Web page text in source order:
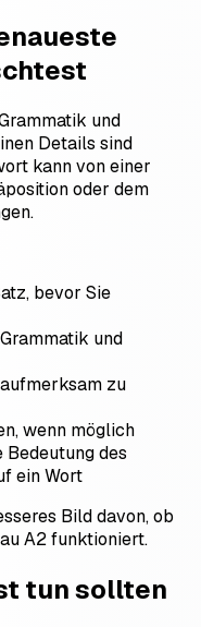
und
Details sind
kann von einer
oder dem
bevor Sie
und
zu
wenn möglich
des
ein Wort
Bild davon, ob
A2 funktioniert.
tun sollten